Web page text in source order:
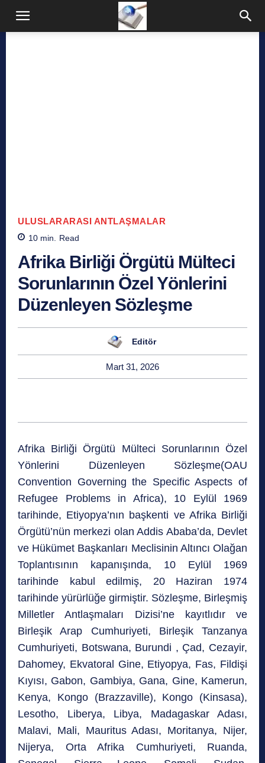
ULUSLARARASI ANTLAŞMALAR
10 min. Read
Afrika Birliği Örgütü Mülteci
Sorunlarının Özel Yönlerini
Düzenleyen Sözleşme
Editör
Mart 31, 2026
Afrika Birliği Örgütü Mülteci Sorunlarının Özel
Yönlerini Düzenleyen Sözleşme(OAU
Convention Governing the Specific Aspects of
Refugee Problems in Africa), 10 Eylül 1969
tarihinde, Etiyopya’nın başkenti ve Afrika Birliği
Örgütü’nün merkezi olan Addis Ababa’da, Devlet
ve Hükümet Başkanları Meclisinin Altıncı Olağan
Toplantısının kapanışında, 10 Eylül 1969
tarihinde kabul edilmiş, 20 Haziran 1974
tarihinde yürürlüğe girmiştir. Sözleşme, Birleşmiş
Milletler Antlaşmaları Dizisi’ne kayıtlıdır ve
Birleşik Arap Cumhuriyeti, Birleşik Tanzanya
Cumhuriyeti, Botswana, Burundi , Çad, Cezayir,
Dahomey, Ekvatoral Gine, Etiyopya, Fas, Fildişi
Kıyısı, Gabon, Gambiya, Gana, Gine, Kamerun,
Kenya, Kongo (Brazzaville), Kongo (Kinsasa),
Lesotho, Liberya, Libya, Madagaskar Adası,
Malavi, Mali, Mauritus Adası, Moritanya, Nijer,
Nijerya, Orta Afrika Cumhuriyeti, Ruanda,